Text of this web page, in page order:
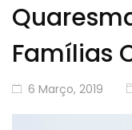
Famílias
6 Março, 2019